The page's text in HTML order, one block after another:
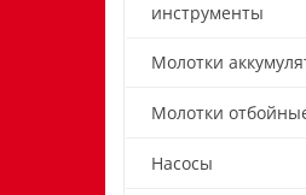
инструменты
Молотки
Молотки
Насосы